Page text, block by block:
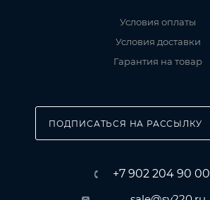
Условия оплаты
Условия доставки
Гарантия на товар
ПОДПИСАТЬСЯ НА РАССЫЛКУ
+7 902 204 90 00